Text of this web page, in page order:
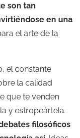
son tan
en una
el arte de la
el constante
la calidad
que te venden
y estropeártela.
filosóficos